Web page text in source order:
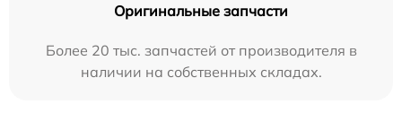
Оригинальные запчасти
Более 20 тыс. запчастей от производителя в
наличии на собственных складах.